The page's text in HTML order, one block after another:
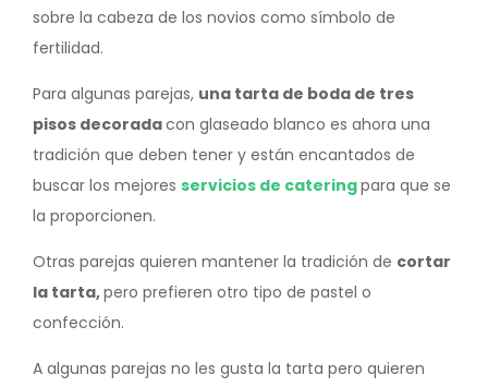
sobre la cabeza de los novios como símbolo de
fertilidad.
Para algunas parejas, una tarta de boda de tres
pisos decoradacon glaseado blanco es ahora una
tradición que deben tener y están encantados de
buscar los mejores servicios de cateringpara que se
la proporcionen.
Otras parejas quieren mantener la tradición de cortar
la tarta,pero prefieren otro tipo de pastel o
confección.
A algunas parejas no les gusta la tarta pero quieren